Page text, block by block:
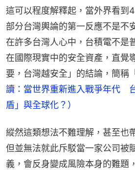
這可以程度解釋起，當外界看到
部分台灣輿論的第一反應不是不
在許多台灣人心中，台積電不是
在國際現實中的安全資產，直覺
要，台灣越安全」的結論，簡稱
讀：當世界重新進入戰爭年代　
盾」與全球化？）
縱然這類想法不難理解，甚至也
但並無法就此斥駁當一家公司被
義，會反身變成風險本身的難題